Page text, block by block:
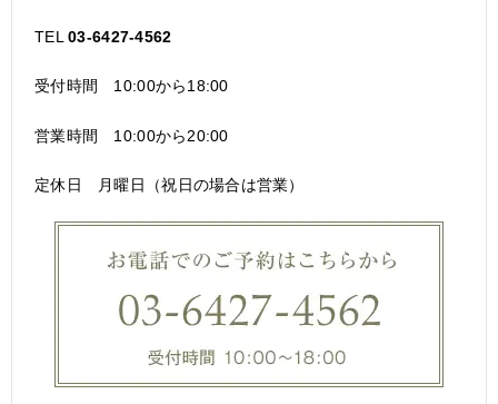
TEL03-6427-4562
受付時間 10:00から18:00
営業時間 10:00から20:00
定休日 月曜日（祝日の場合は営業）